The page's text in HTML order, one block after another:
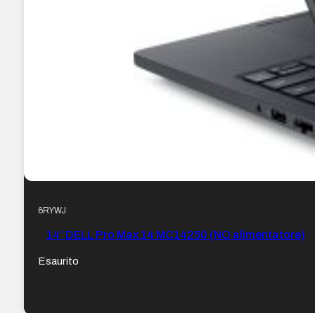
6RYWJ
14″ DELL Pro Max 14 MC14250 (NO alimentatore)
Esaurito